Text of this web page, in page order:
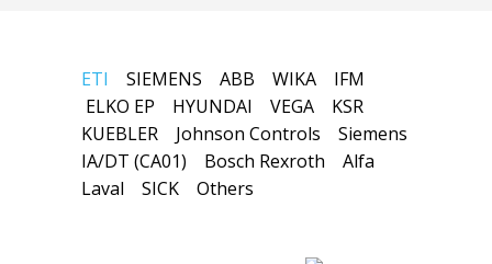
ETI SIEMENS ABB WIKA
IFM
ELKO EP
HYUNDAI VEGA
KSR
KUEBLER
Johnson Controls
Siemens
IA/DT (CA01)
Bosch Rexroth
Alfa
Laval
SICK Others